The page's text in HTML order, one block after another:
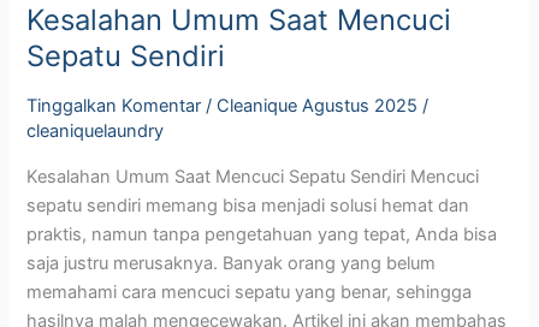
Kesalahan Umum Saat Mencuci
Sepatu Sendiri
Tinggalkan Komentar / Cleanique Agustus 2025 /
cleaniquelaundry
Kesalahan Umum Saat Mencuci Sepatu Sendiri Mencuci
sepatu sendiri memang bisa menjadi solusi hemat dan
praktis, namun tanpa pengetahuan yang tepat, Anda bisa
saja justru merusaknya. Banyak orang yang belum
memahami cara mencuci sepatu yang benar, sehingga
hasilnya malah mengecewakan. Artikel ini akan membahas